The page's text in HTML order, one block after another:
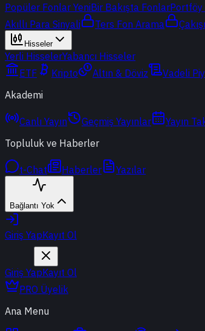
Popüler Fonlar YeniBir Bakışta FonlarPortföy
Akıllı Para Sinyali
Ters Fon Arama
Hisseler
Yerli HisselerYabancı Hisseler
ETF
Kripto Altın & Döviz Vadeli
Akademi
Canlı Yayın Geçmiş Yayınlar
Yayın
Topluluk ve Haberler
t-Chat Haberler Yazılar
Bağlantı Yok
Giriş YapKayıt Ol
Giriş YapKayıt Ol
PRO Üyelik
Ana Menu